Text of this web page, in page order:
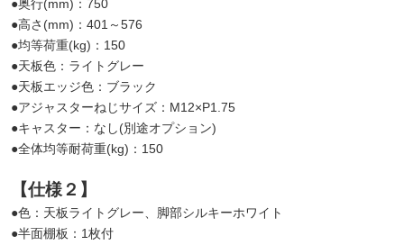
●奥行(mm)：750
●高さ(mm)：401～576
●均等荷重(kg)：150
●天板色：ライトグレー
●天板エッジ色：ブラック
●アジャスターねじサイズ：M12×P1.75
●キャスター：なし(別途オプション)
●全体均等耐荷重(kg)：150
【仕様２】
●色：天板ライトグレー、脚部シルキーホワイト
●半面棚板：1枚付